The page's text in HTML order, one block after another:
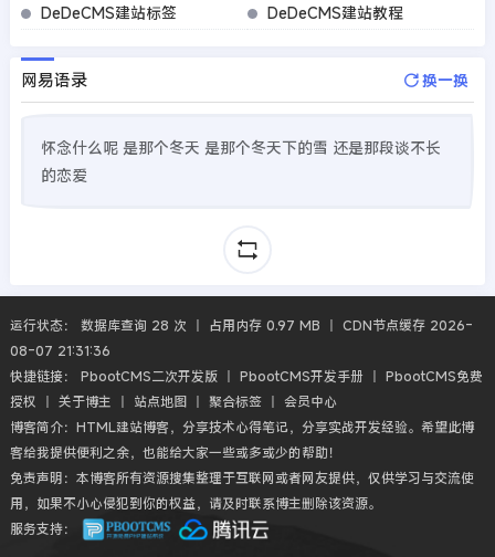
DeDeCMS建站标签 DeDeCMS建站教程
网易语录 换一换
怀念什么呢 是那个冬天 是那个冬天下的雪 还是那段谈不长
的恋爱
运行状态： 数据库查询 28 次 丨 占用内存 0.97 MB 丨 CDN节点缓存 2026-
08-07 21:31:36
快捷链接： PbootCMS二次开发版丨 PbootCMS开发手册 丨 PbootCMS免费
授权 丨 关于博主 丨 站点地图丨 聚合标签丨 会员中心
博客简介：HTML建站博客，分享技术心得笔记，分享实战开发经验。希望此博
客给我提供便利之余，也能给大家一些或多或少的帮助！
免责声明：本博客所有资源搜集整理于互联网或者网友提供，仅供学习与交流使
用，如果不小心侵犯到你的权益，请及时联系博主删除该资源。
服务支持：